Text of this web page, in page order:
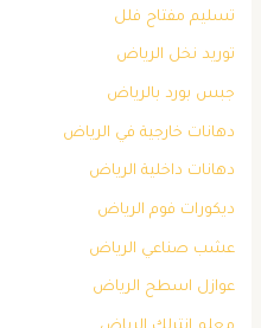
تسليم مفتاح فلل
توريد نخل الرياض
جبس بورد بالرياض
دهانات خارجية في الرياض
دهانات داخلية الرياض
ديكورات فوم الرياض
عشب صناعي الرياض
عوازل اسطح الرياض